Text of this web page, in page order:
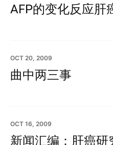
AFP的变化反应肝
OCT 20, 2009
曲中两三事
OCT 16, 2009
新闻汇编：肝癌研